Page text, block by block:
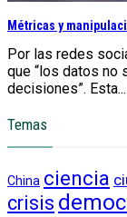
Métricas y
Por las redes
que “los datos no
decisiones”. Esta...
Temas
China ciencia
crisis